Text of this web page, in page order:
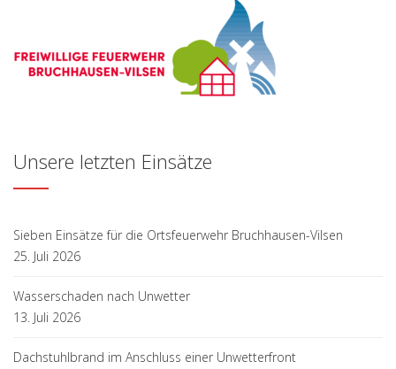
Unsere letzten Einsätze
Sieben Einsätze für die Ortsfeuerwehr Bruchhausen-Vilsen
25. Juli 2026
Wasserschaden nach Unwetter
13. Juli 2026
Dachstuhlbrand im Anschluss einer Unwetterfront